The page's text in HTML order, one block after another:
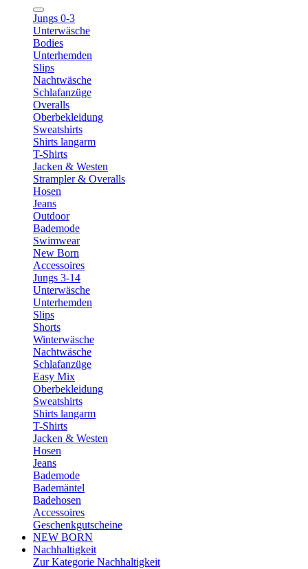
Jungs 0-3
Unterwäsche
Bodies
Unterhemden
Slips
Nachtwäsche
Schlafanzüge
Overalls
Oberbekleidung
Sweatshirts
Shirts langarm
T-Shirts
Jacken & Westen
Strampler & Overalls
Hosen
Jeans
Outdoor
Bademode
Swimwear
New Born
Accessoires
Jungs 3-14
Unterwäsche
Unterhemden
Slips
Shorts
Winterwäsche
Nachtwäsche
Schlafanzüge
Easy Mix
Oberbekleidung
Sweatshirts
Shirts langarm
T-Shirts
Jacken & Westen
Hosen
Jeans
Bademode
Bademäntel
Badehosen
Accessoires
Geschenkgutscheine
NEW BORN
Nachhaltigkeit
Zur Kategorie Nachhaltigkeit